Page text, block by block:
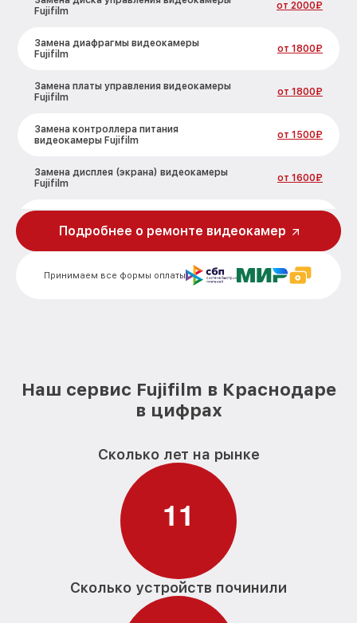
Fujifilm
от 2000₽
Замена диафрагмы видеокамеры
Fujifilm
от 1800₽
Замена платы управления видеокамеры
Fujifilm
от 1800₽
Замена контроллера питания
видеокамеры Fujifilm
от 1500₽
Замена дисплея (экрана) видеокамеры
Fujifilm
от 1600₽
Fujifilm
Принимаем все формы оплаты
Подробнее о ремонте видеокамер
Наш сервис Fujifilm в Краснодаре
в цифрах
Сколько лет на рынке
11
Сколько устройств починили